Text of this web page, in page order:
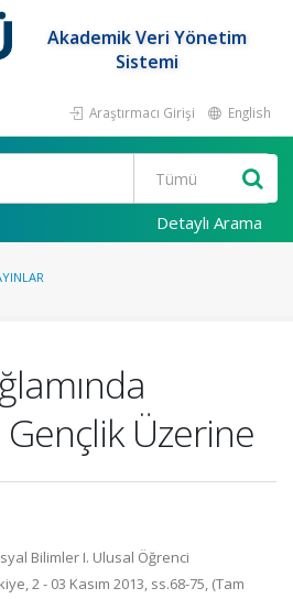
Akademik Veri Yönetim
Sistemi
Araştırmacı Girişi English
Detaylı Arama
Gençlik Üzerine
Bilimler I. Ulusal Öğrenci
2 - 03 Kasım 2013, ss.68-75, (Tam